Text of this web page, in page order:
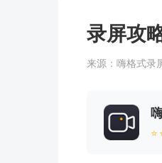
录屏攻
来源： 嗨格式录